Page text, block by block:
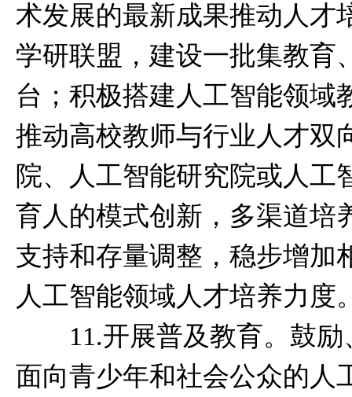
术发展的最新成果推动人才
学研联盟，建设一批集教育
台；积极搭建人工智能领域
推动高校教师与行业人才双
院、人工智能研究院或人工
育人的模式创新，多渠道培
支持和存量调整，稳步增加
人工智能领域人才培养力度
11.开展普及教育。鼓励
面向青少年和社会公众的人